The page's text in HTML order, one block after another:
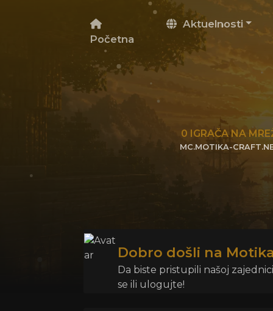
Početna
Aktuelnosti
0 IGRAČA NA
MC.MOTIKA-
Dobro došli na
Da biste pristupili našoj
se ili ulogujte!